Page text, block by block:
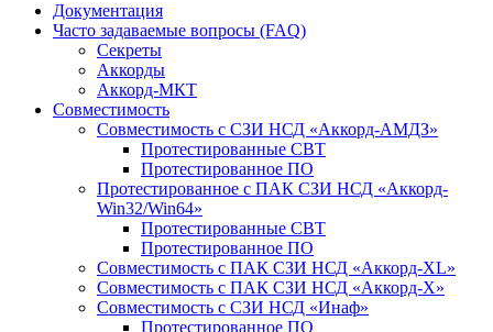
Документация
Часто задаваемые вопросы (FAQ)
Секреты
Аккорды
Аккорд-МКТ
Совместимость
Совместимость с СЗИ НСД «Аккорд-АМДЗ»
Протестированные СВТ
Протестированное ПО
Протестированное с ПАК СЗИ НСД «Аккорд-
Win32/Win64»
Протестированные СВТ
Протестированное ПО
Совместимость с ПАК СЗИ НСД «Аккорд-ХL»
Совместимость с ПАК СЗИ НСД «Аккорд-Х»
Совместимость с СЗИ НСД «Инаф»
Протестированное ПО